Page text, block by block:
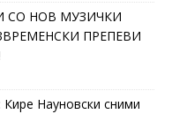
СО НОВ МУЗИЧКИ
ПРЕПЕВИ
Кире Науновски сними